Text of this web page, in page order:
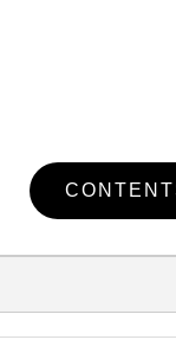
必要はない？